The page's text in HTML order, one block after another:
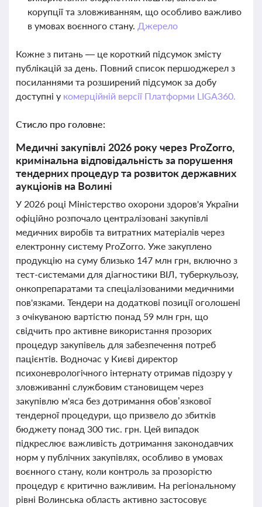
корупції та зловживанням, що особливо важливо
в умовах воєнного стану. Джерело
Кожне з питань — це короткий підсумок змісту
публікацій за день. Повний список першоджерел з
посиланнями та розширений підсумок за добу
доступні у комерційній версії Платформи LIGA360.
Стисло про головне:
Медичні закупівлі 2026 року через ProZorro,
кримінальна відповідальність за порушення
тендерних процедур та розвиток державних
аукціонів на Волині
У 2026 році Міністерство охорони здоров'я України
офіційно розпочало централізовані закупівлі
медичних виробів та витратних матеріалів через
електронну систему ProZorro. Уже закуплено
продукцію на суму близько 147 млн грн, включно з
тест-системами для діагностики ВІЛ, туберкульозу,
онкопрепаратами та спеціалізованими медичними
пов'язками. Тендери на додаткові позиції оголошені
з очікуваною вартістю понад 59 млн грн, що
свідчить про активне використання прозорих
процедур закупівель для забезпечення потреб
пацієнтів. Водночас у Києві директор
психоневрологічного інтернату отримав підозру у
зловживанні службовим становищем через
закупівлю м'яса без дотримання обов’язкової
тендерної процедури, що призвело до збитків
бюджету понад 300 тис. грн. Цей випадок
підкреслює важливість дотримання законодавчих
норм у публічних закупівлях, особливо в умовах
воєнного стану, коли контроль за прозорістю
процедур є критично важливим. На регіональному
рівні Волинська область активно застосовує